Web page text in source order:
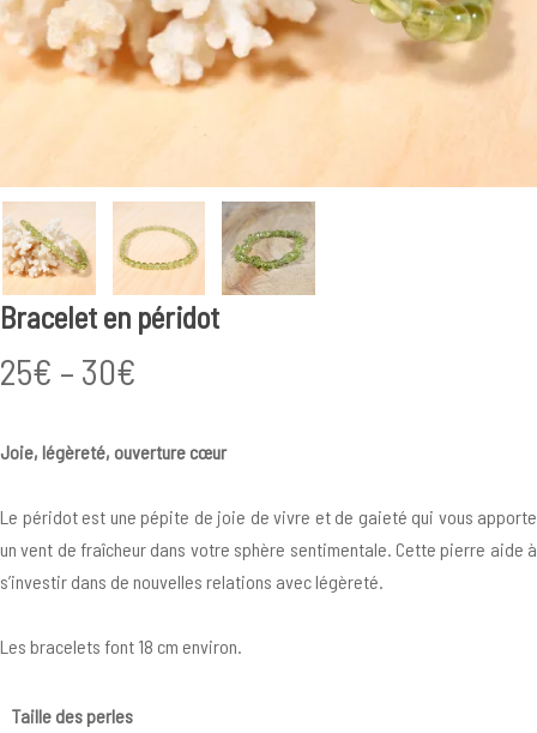
Bracelet en péridot
25€ – 30€
25€
30€
Joie, légèreté, ouverture cœur
Le péridot est une pépite de joie de vivre et de gaieté qui vous apporte
un vent de fraîcheur dans votre sphère sentimentale. Cette pierre aide à
s’investir dans de nouvelles relations avec légèreté.
Les bracelets font 18 cm environ.
Taille des perles